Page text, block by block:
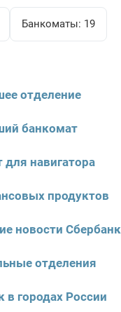
Банкоматы: 19
отделение
банкомат
навигатора
продуктов
новости
отделения
в городах России